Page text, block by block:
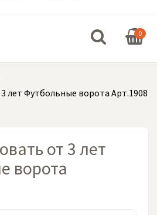
0
лет Футбольные ворота Арт.1908
от 3 лет
ворота